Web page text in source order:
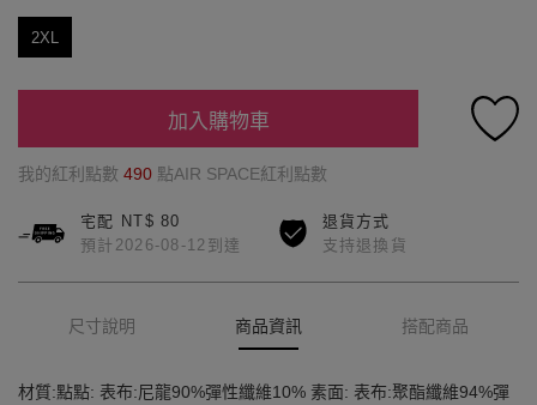
2XL
加入購物車
我的紅利點數 490 點AIR SPACE紅利點數
宅配 NT$ 80
預計2026-08-12到達
退貨方式
支持退換貨
尺寸說明 商品資訊 搭配商品
材質:點點: 表布:尼龍90%彈性纖維10% 素面: 表布:聚酯纖維94%彈